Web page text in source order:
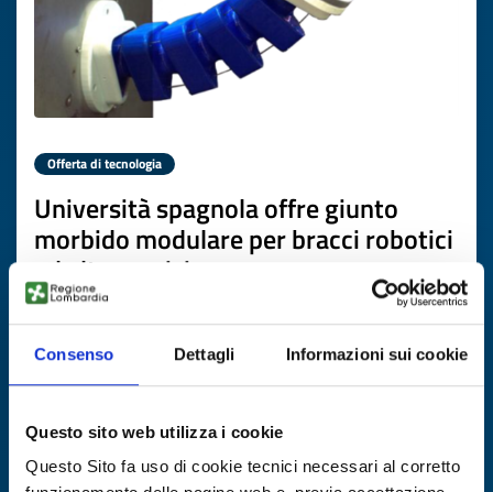
Consenso Dettagli Informazioni sui cookie
Questo sito web utilizza i cookie
Questo Sito fa uso di cookie tecnici necessari al corretto
Offerta di tecnologia
Università spagnola offre giunto
morbido modulare per bracci robotici
ad alta precisione
ID EEN: TOES20260318017